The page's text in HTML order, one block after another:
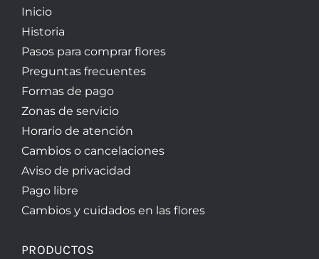
Inicio
Historia
Pasos para comprar flores
Preguntas frecuentes
Formas de pago
Zonas de servicio
Horario de atención
Cambios o cancelaciones
Aviso de privacidad
Pago libre
Cambios y cuidados en las flores
PRODUCTOS